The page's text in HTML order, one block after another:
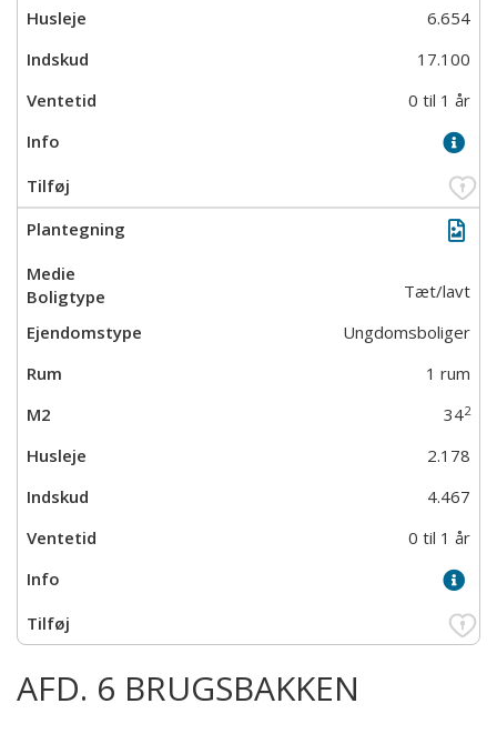
6.654
17.100
0 til 1 år
Tæt/lavt
Ungdomsboliger
1 rum
342
2.178
4.467
0 til 1 år
AFD. 6 BRUGSBAKKEN